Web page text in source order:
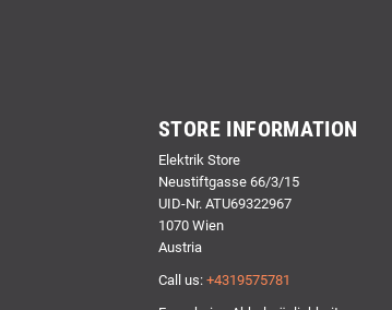
STORE INFORMATION
Elektrik Store
Neustiftgasse 66/3/15
UID-Nr. ATU69322967
1070 Wien
Austria
Call us: +4319575781